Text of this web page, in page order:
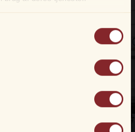
m2 og 20.000 m2 udenomsareal kan vi